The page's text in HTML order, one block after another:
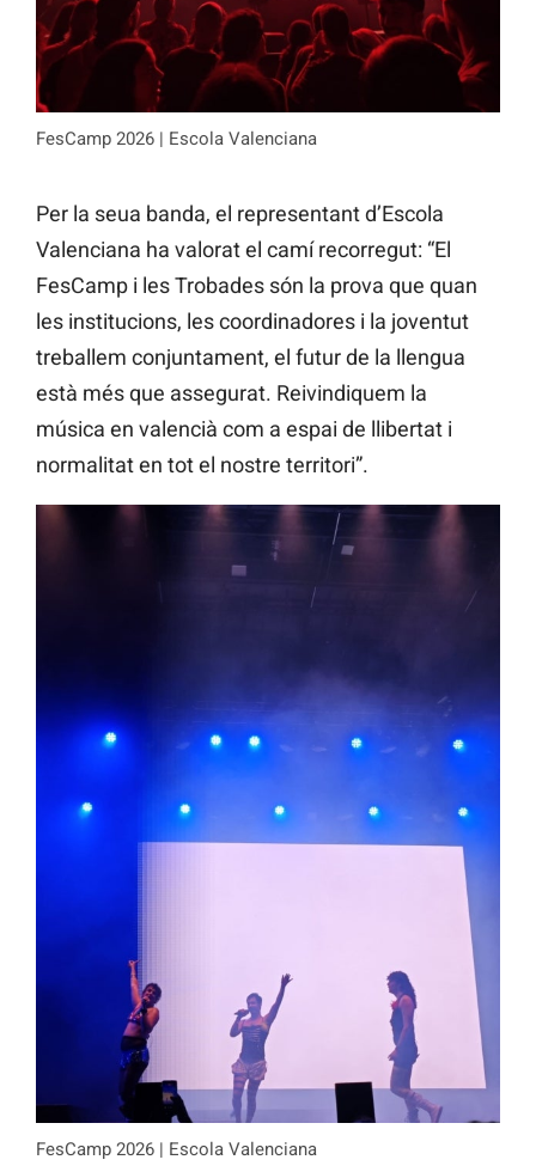
FesCamp 2026 | Escola Valenciana
Per la seua banda, el representant d’Escola
Valenciana ha valorat el camí recorregut: “El
FesCamp i les Trobades són la prova que quan
les institucions, les coordinadores i la joventut
treballem conjuntament, el futur de la llengua
està més que assegurat. Reivindiquem la
música en valencià com a espai de llibertat i
normalitat en tot el nostre territori”.
FesCamp 2026 | Escola Valenciana